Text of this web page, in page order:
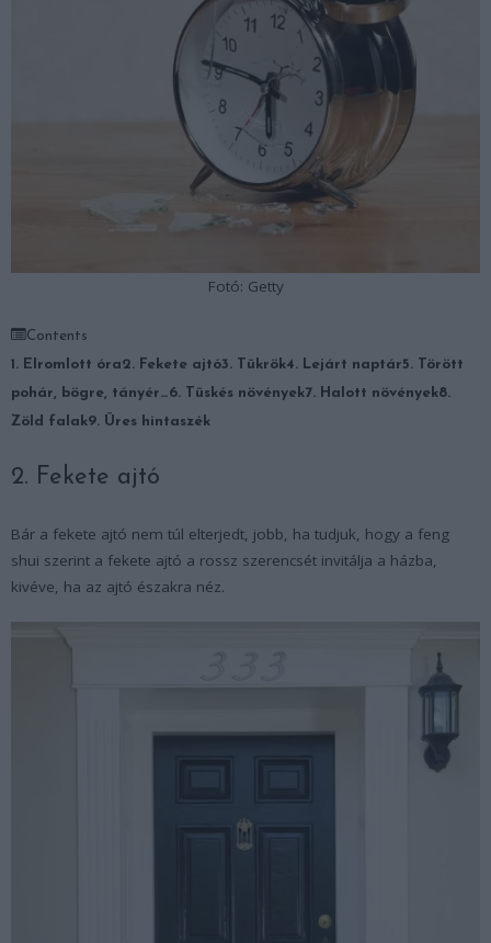
Fotó: Getty
Contents
1. Elromlott óra2. Fekete ajtó3. Tükrök4. Lejárt naptár5. Törött
pohár, bögre, tányér…6. Tüskés növények7. Halott növények8.
Zöld falak9. Üres hintaszék
2. Fekete ajtó
Bár a fekete ajtó nem túl elterjedt, jobb, ha tudjuk, hogy a feng
shui szerint a fekete ajtó a rossz szerencsét invitálja a házba,
kivéve, ha az ajtó északra néz.